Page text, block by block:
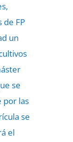
de FP
un
se
por las
se
el